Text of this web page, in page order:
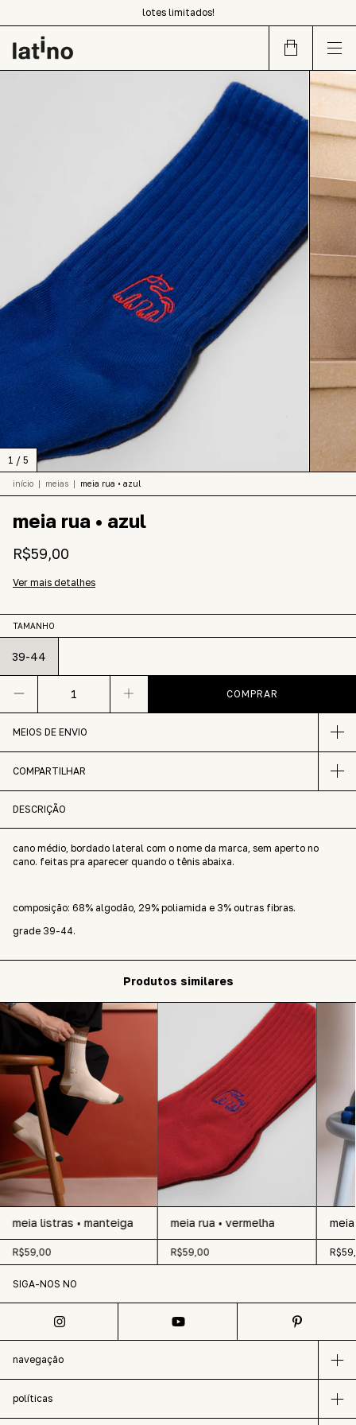
lotes limitados!
design contemporâneo de sangue latino
1 / 5
início | meias | meia rua • azul
meia rua • azul
R$59,00
Ver mais detalhes
TAMANHO
39-44
MEIOS DE ENVIO
COMPARTILHAR
DESCRIÇÃO
cano médio, bordado lateral com o nome da marca, sem aperto no
cano. feitas pra aparecer quando o tênis abaixa.
composição: 68% algodão, 29% poliamida e 3% outras fibras.
grade 39-44.
Produtos similares
meia listras • manteiga
R$59,00
meia rua • vermelha
R$59,00
SIGA-NOS NO
navegação
políticas